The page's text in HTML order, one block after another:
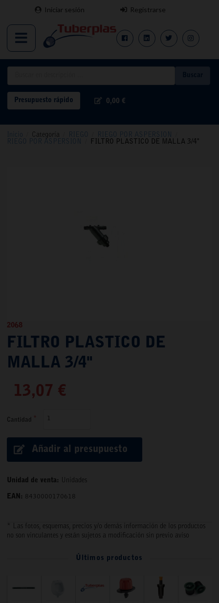
Iniciar sesión Registrarse
Presupuesto rápido 0,00 €
Inicio Categoría RIEGO RIEGO POR ASPERSION
RIEGO POR ASPERSION FILTRO PLASTICO DE MALLA 3/4"
2068
FILTRO PLASTICO DE
MALLA 3/4"
13,07 €
Cantidad
Añadir al presupuesto
Unidad de venta: Unidades
EAN: 8430000170618
* Las fotos, esquemas, precios y/o demás información de los productos
no son vinculantes y están sujetos a modificación sin previo aviso
Últimos productos